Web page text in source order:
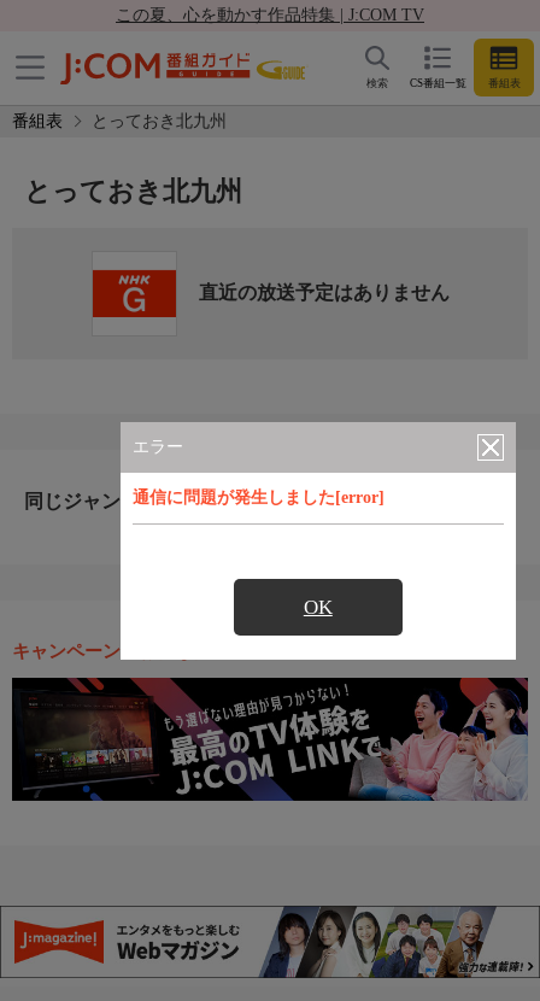
この夏、心を動かす作品特集 | J:COM TV
CS番組一覧 番組表
検索
番組表 とっておき北九州
エラー
通信に問題が発生しました[error]
OK
とっておき北九州
直近の放送予定はありません
同じジャンルのおすすめ番組
キャンペーン・お得な情報